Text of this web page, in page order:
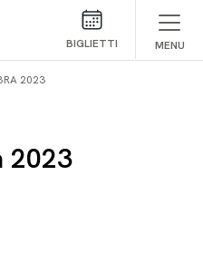
BIGLIETTI MENU
2023
2023